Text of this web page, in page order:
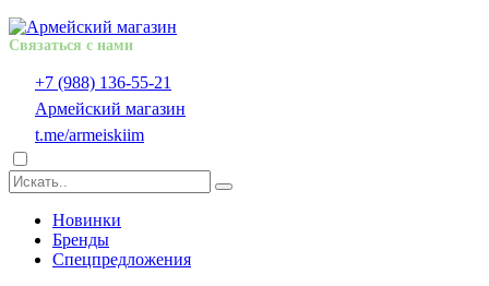
Связаться с нами
+7 (988) 136-55-21
Армейский магазин
t.me/armeiskiim
Новинки
Бренды
Спецпредложения